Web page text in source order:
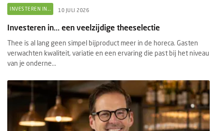
INVESTEREN IN... 10 JULI 2026
Investeren in... een veelzijdige theeselectie
Thee is al lang geen simpel bijproduct meer in de horeca. Gasten
verwachten kwaliteit, variatie en een ervaring die past bij het niveau
van je onderne...